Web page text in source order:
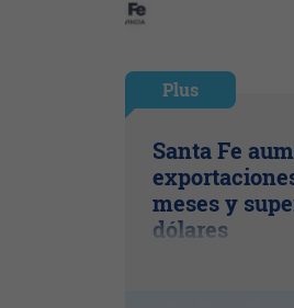
Plus
Santa Fe
meses y
dólares